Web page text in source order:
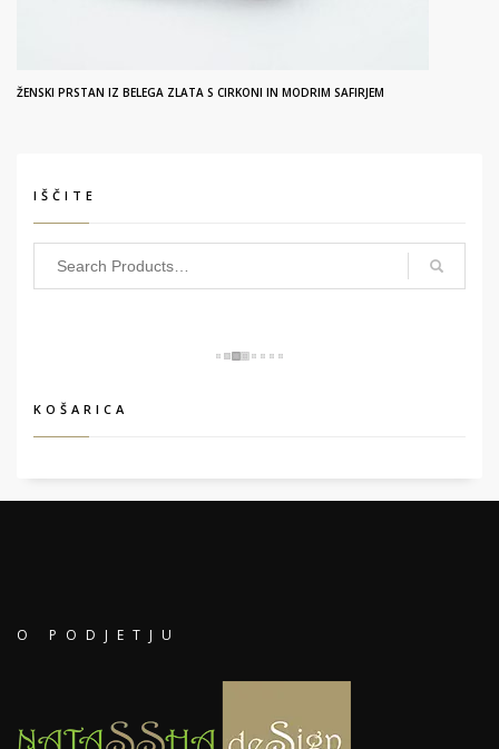
ŽENSKI PRSTAN IZ BELEGA ZLATA S CIRKONI IN MODRIM SAFIRJEM
IŠČITE
KOŠARICA
O PODJETJU